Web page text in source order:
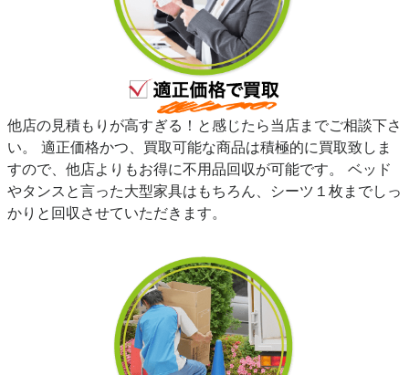
他店の見積もりが高すぎる！と感じたら当店までご相談下さ
い。 適正価格かつ、買取可能な商品は積極的に買取致しま
すので、他店よりもお得に不用品回収が可能です。 ベッド
やタンスと言った大型家具はもちろん、シーツ１枚までしっ
かりと回収させていただきます。